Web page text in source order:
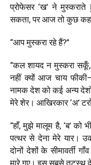
प्रोफेसर‘ख’ने मुस्कराते
सकता,पर आज तो कुछ कह
“आप मुस्करा रहे हैं?”
“कल शायद न मुस्करा सकूँ,
नहीं क्यों आज चाय फीकी
नामक देश को कई अन्य
मेरे शेर। आखिरकार ‘अ’
“हाँ,मुझे मालूम है, ‘ब’को भी
पत्थर से देना मेरे यार।
दोनों देशों के सीमावर्ती गाँव
मारे गए। इस सबसे तटस्थ